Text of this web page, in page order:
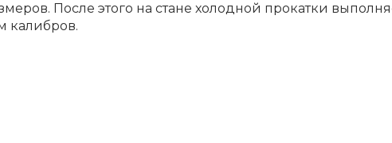
После этого на стане холодной прокатки
калибров.